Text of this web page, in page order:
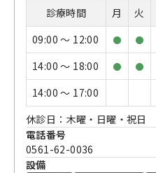
診療時間
月 火
09:00 〜 12:00
● ●
14:00 〜 18:00 ● ●
14:00 〜 17:00
休診日：木曜・日曜・祝日
電話番号
0561-62-0036
設備